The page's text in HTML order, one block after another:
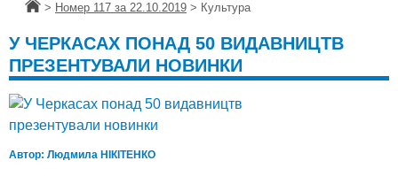
Головна
> Номер 117 за 22.10.2019 > Культура
У ЧЕРКАСАХ ПОНАД 50 ВИДАВНИЦТВ
ПРЕЗЕНТУВАЛИ НОВИНКИ
Автор: Людмила НІКІТЕНКО